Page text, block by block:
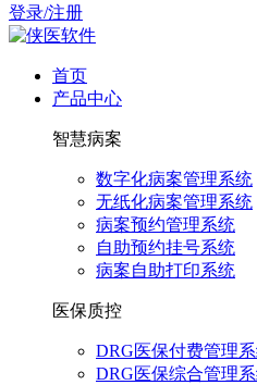
登录/注册
首页
产品中心
智慧病案
数字化病案管理系统
无纸化病案管理系统
病案预约管理系统
自助预约挂号系统
病案自助打印系统
医保质控
DRG医保付费管理系
DRG医保综合管理系